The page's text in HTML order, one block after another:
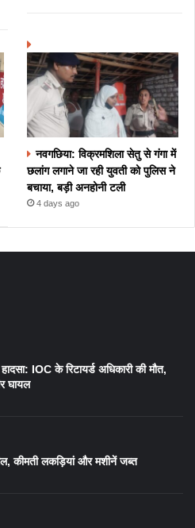
नवगछिया: विक्रमशिला सेतु से गंगा में
छलांग लगाने जा रही युवती को पुलिस ने
बचाया, बड़ी अनहोनी टली
4 days ago
IOC के रिटायर्ड अधिकारी की मौत,
घायल
कीमती लकड़ियां और मशीनें जब्त